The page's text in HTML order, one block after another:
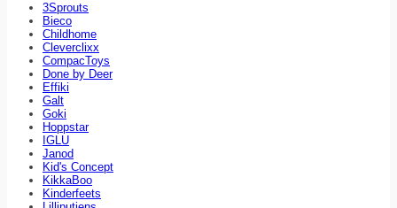
3Sprouts
Bieco
Childhome
Cleverclixx
CompacToys
Done by Deer
Effiki
Galt
Goki
Hoppstar
IGLU
Janod
Kid's Concept
KikkaBoo
Kinderfeets